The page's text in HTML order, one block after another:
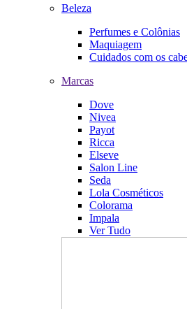
Beleza
Perfumes e Colônias
Maquiagem
Cuidados com os
Marcas
Dove
Nivea
Payot
Ricca
Elseve
Salon Line
Seda
Lola Cosméticos
Colorama
Impala
Ver Tudo